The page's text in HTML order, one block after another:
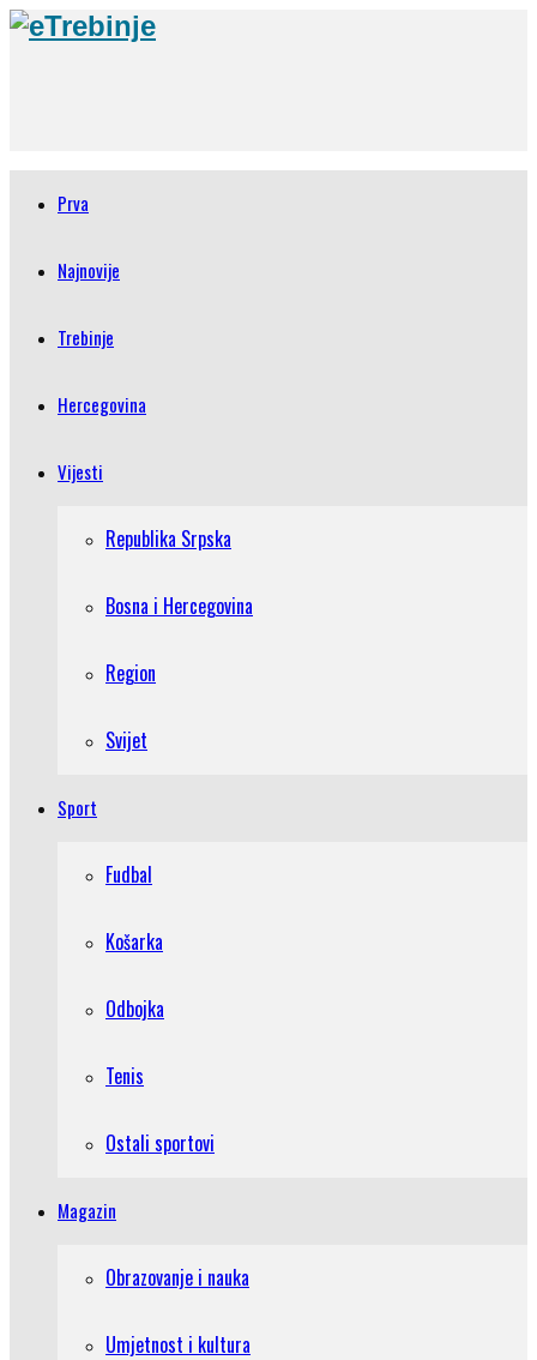
Prva
Najnovije
Trebinje
Hercegovina
Vijesti
Republika Srpska
Bosna i Hercegovina
Region
Svijet
Sport
Fudbal
Košarka
Odbojka
Tenis
Ostali sportovi
Magazin
Obrazovanje i nauka
Umjetnost i kultura